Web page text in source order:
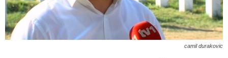
camil durakovic